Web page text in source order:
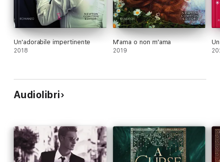
Un'adorabile impertinente
2018
M'ama o non m'ama
2019
Audiolibri